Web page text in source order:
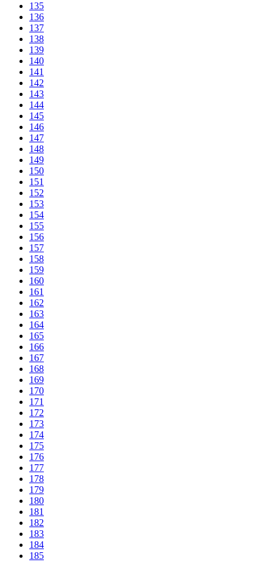
135
136
137
138
139
140
141
142
143
144
145
146
147
148
149
150
151
152
153
154
155
156
157
158
159
160
161
162
163
164
165
166
167
168
169
170
171
172
173
174
175
176
177
178
179
180
181
182
183
184
185